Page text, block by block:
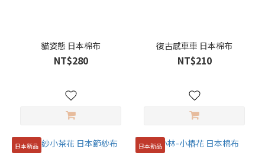
貓姿態 日本棉布
NT$280
復古感車車 日本棉布
NT$210
日本新品 日本新品